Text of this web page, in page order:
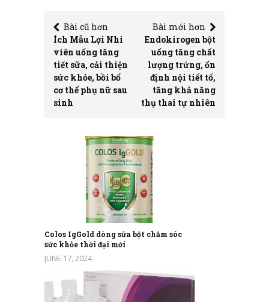
Bài cũ hơn
Ích Mẫu Lợi Nhi
viên uống tăng
tiết sữa, cải thiện
sức khỏe, bồi bổ
cơ thể phụ nữ sau
sinh
Bài mới hơn
Endokirogen bột
uống tăng chất
lượng trứng, ổn
định nội tiết tố,
tăng khả năng
thụ thai tự nhiên
Colos IgGold dòng sữa bột chăm sóc
sức khỏe thời đại mới
JUNE 17, 2024